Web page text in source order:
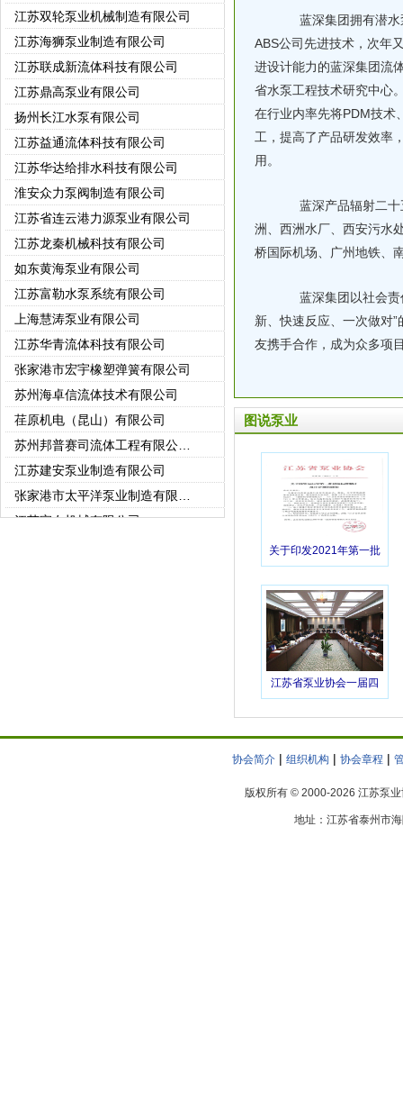
江苏双轮泵业机械制造有限公司
江苏海狮泵业制造有限公司
江苏联成新流体科技有限公司
江苏鼎高泵业有限公司
扬州长江水泵有限公司
江苏益通流体科技有限公司
江苏华达给排水科技有限公司
淮安众力泵阀制造有限公司
江苏省连云港力源泵业有限公司
江苏龙秦机械科技有限公司
如东黄海泵业有限公司
江苏富勒水泵系统有限公司
上海慧涛泵业有限公司
江苏华青流体科技有限公司
张家港市宏宇橡塑弹簧有限公司
苏州海卓信流体技术有限公司
荏原机电（昆山）有限公司
苏州邦普赛司流体工程有限公司(苏州强胜)
江苏建安泵业制造有限公司
张家港市太平洋泵业制造有限公司
江苏宜友机械有限公司
无锡太博泵业有限公司
蓝深集团拥有潜水
ABS公司先进技术，次年
进设计能力的蓝深集团流
省水泵工程技术研究中心
在行业内率先将PDM技术
工，提高了产品研发效率
用。
蓝深产品辐射二十
洲、西洲水厂、西安污水
桥国际机场、广州地铁、
蓝深集团以社会责
新、快速反应、一次做对
友携手合作，成为众多项
图说泵业
关于印发2021年第一批
的通知
江苏省泵业协会一届四
协会简介 | 组织机构 | 协会章程 |
版权所有 © 2000-2026 江苏泵
地址：江苏省泰州市